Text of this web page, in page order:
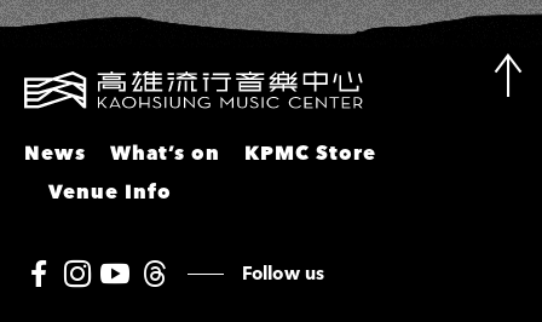
News What’s on
KPMC Store
Venue Info
Follow us